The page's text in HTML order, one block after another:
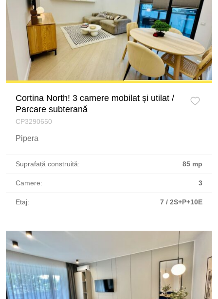
Cortina North! 3 camere mobilat și utilat /
Parcare subterană
CP3290650
Pipera
Suprafață construită: 85 mp
Camere: 3
Etaj: 7 / 2S+P+10E